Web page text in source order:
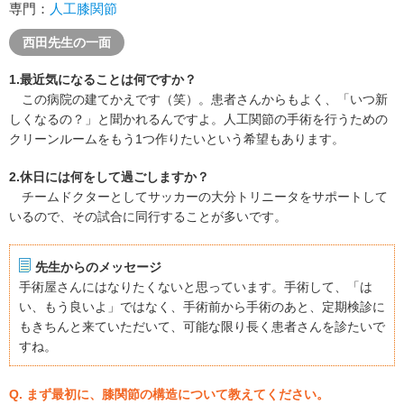
専門： 人工膝関節
西田先生の一面
1.最近気になることは何ですか？
この病院の建てかえです（笑）。患者さんからもよく、「いつ新
しくなるの？」と聞かれるんですよ。人工関節の手術を行うための
クリーンルームをもう1つ作りたいという希望もあります。
2.休日には何をして過ごしますか？
チームドクターとしてサッカーの大分トリニータをサポートして
いるので、その試合に同行することが多いです。
先生からのメッセージ
手術屋さんにはなりたくないと思っています。手術して、「は
い、もう良いよ」ではなく、手術前から手術のあと、定期検診に
もきちんと来ていただいて、可能な限り長く患者さんを診たいで
すね。
Q. まず最初に、膝関節の構造について教えてください。